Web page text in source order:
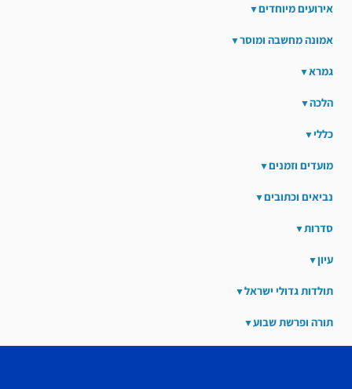
אירועים מיוחדים
אמונה מחשבה ומוסר
גמרא
הלכה
כללי
מועדים וזמנים
נביאים וכתובים
סדרות
עיון
תולדות גדולי ישראל
תורה ופרשת שבוע